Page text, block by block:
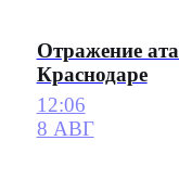
Отражение
Краснодаре
12:06
8 АВГ